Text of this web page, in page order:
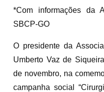
*Com informações da
SBCP-GO
O presidente da
Umberto Vaz de
de novembro, na
campanha social